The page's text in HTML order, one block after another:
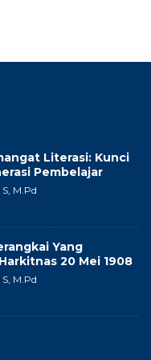
Literasi: Kunci
Pembelajar
M.Pd
Yang
20 Mei 1908
M.Pd